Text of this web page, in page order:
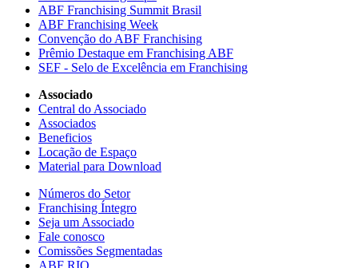
ABF Franchising Summit Brasil
ABF Franchising Week
Convenção do ABF Franchising
Prêmio Destaque em Franchising ABF
SEF - Selo de Excelência em Franchising
Associado
Central do Associado
Associados
Beneficios
Locação de Espaço
Material para Download
Números do Setor
Franchising Íntegro
Seja um Associado
Fale conosco
Comissões Segmentadas
ABF RIO